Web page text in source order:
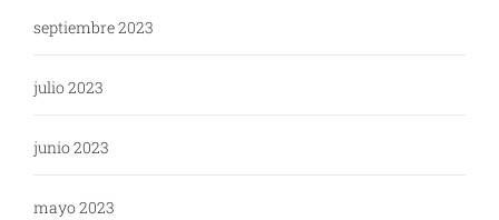
septiembre 2023
julio 2023
junio 2023
mayo 2023